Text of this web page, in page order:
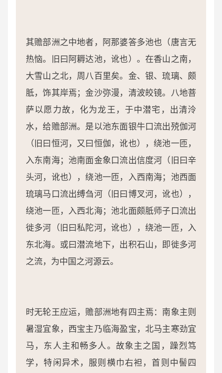
其赡部洲之中地者，阿那婆答多池也（唐言无
热恼。旧曰阿耨达池，讹也）。在香山之南，
大雪山之北，周八百里矣。金、银、琉璃、颇
胝，饰其岸焉；金沙弥漫，清波皎镜。八地菩
萨以愿力故，化为龙王，于中潜宅，出清泠
水，给赡部洲。是以池东面银牛口流出殑伽河
（旧曰恒河，又曰恒伽，讹也），绕池一匝，
入东南海；池南面金象口流出信度河（旧曰辛
头河，讹也），绕池一匝，入西南海；池西面
琉璃马口流出缚刍河（旧曰博叉河，讹也），
绕池一匝，入西北海；池北面颇胝师子口流出
徙多河（旧曰私陀河，讹也），绕池一匝，入
东北海。或曰潜流地下，出积石山，即徙多河
之流，为中国之河源云。
时无轮王应运，赡部洲地有四主焉：南象主则
暑湿宜象，西宝主乃临海盈宝，北马主寒劲宜
马，东人主和畅多人。故象主之国，躁烈笃
学，特闲异术，服则横巾右袒，首则中髻四